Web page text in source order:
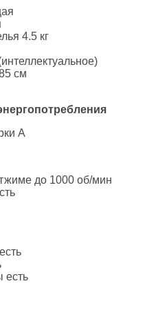
4.5 кг
см
A
до 1000 об/мин
есть